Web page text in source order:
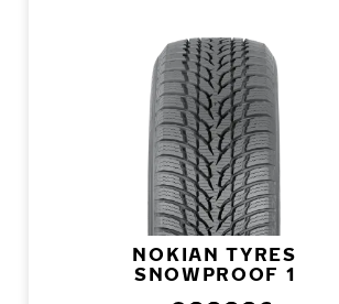
NOKIAN TYRES
SNOWPROOF 1